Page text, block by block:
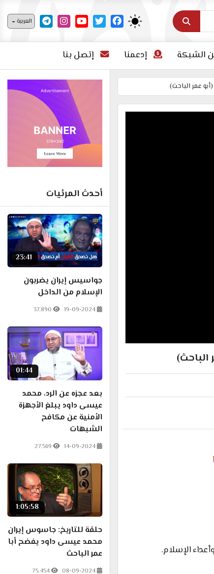
اختر لغتك
العربية
الشبكة إدعمنا إتصل بنا
عمر الباحث)
الباحث)
الإسلام.
أحدث المرئيات
23:41
جواسيس إيران يضربون
الإسلام من الداخل
19-09-2024
37.890
01:44
بعد عجزه عن الرد، محمد
عيسى داود يبلغ الأجهزة
الأمنية عن مكافح
الشبهات
14-09-2024
27.569
1:05:58
حلقة للتاريخ: جاسوس إيران
محمد عيسى داود يفضح أبا
عمر الباحث
08-09-2024
75.454